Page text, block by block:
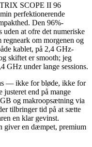
SCOPE II 96
perfektionerende
Den 96%-
uden at ofre det numeriske
om morgenen og
kablet, på 2,4 GHz-
skiftet er smooth; jeg
GHz under lange sessions.
— ikke for bløde, ikke for
end på mange
og makroopsætning via
tilbringer tid på at sætte
en klar gevinst.
giver en dæmpet, premium